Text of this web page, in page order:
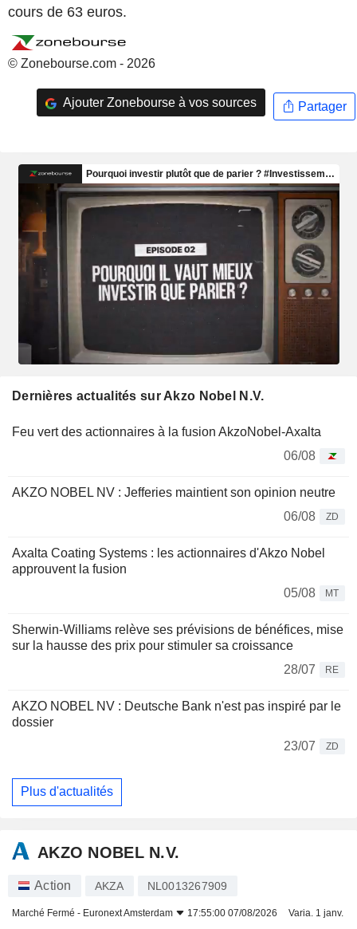
cours de 63 euros.
© Zonebourse.com - 2026
Ajouter Zonebourse à vos sources Partager
Dernières actualités sur Akzo Nobel N.V.
Feu vert des actionnaires à la fusion AkzoNobel-Axalta
06/08
AKZO NOBEL NV : Jefferies maintient son opinion neutre
06/08
ZD
Axalta Coating Systems : les actionnaires d'Akzo Nobel
approuvent la fusion
05/08
MT
Sherwin-Williams relève ses prévisions de bénéfices, mise
sur la hausse des prix pour stimuler sa croissance
28/07
RE
AKZO NOBEL NV : Deutsche Bank n'est pas inspiré par le
dossier
23/07
ZD
Plus d'actualités
AKZO NOBEL N.V.
Action AKZA NL0013267909
Marché Fermé - Euronext Amsterdam 17:55:00 07/08/2026 Varia. 1 janv.